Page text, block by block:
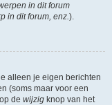
in dit forum
in dit forum, enz.).
alleen je eigen berichten
(soms maar voor een
de wijzig knop van het